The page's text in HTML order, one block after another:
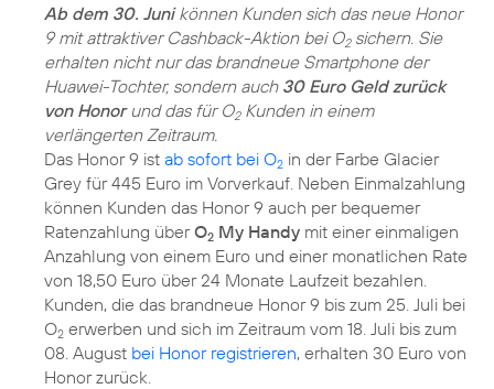
Ab dem 30. Junikönnen Kunden sich das neue Honor
9 mit attraktiver Cashback-Aktion bei O2sichern. Sie
erhalten nicht nur das brandneue Smartphone der
Huawei-Tochter, sondern auch 30 Euro Geld zurück
von Honorund das für O2Kunden in einem
verlängerten Zeitraum.
Das Honor 9 ist ab sofort bei O2 in der Farbe Glacier
Grey für 445 Euro im Vorverkauf. Neben Einmalzahlung
können Kunden das Honor 9 auch per bequemer
Ratenzahlung überO2 My Handy mit einer einmaligen
Anzahlung von einem Euro und einer monatlichen Rate
von 18,50 Euro über 24 Monate Laufzeit bezahlen.
Kunden, die das brandneue Honor 9 bis zum 25. Juli bei
O2 erwerben und sich im Zeitraum vom 18. Juli bis zum
08. August bei Honor registrieren, erhalten 30 Euro von
Honor zurück.